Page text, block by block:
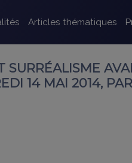
Articles thématiques
SURRÉALISME
14 MAI 2014,